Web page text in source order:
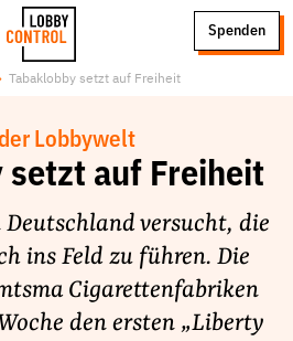
LobbyControl
Spenden
Tabaklobby setzt auf Freiheit
Lobbywelt
setzt auf Freiheit
versucht, die
ins Feld zu führen. Die
Cigarettenfabriken
den ersten „Liberty